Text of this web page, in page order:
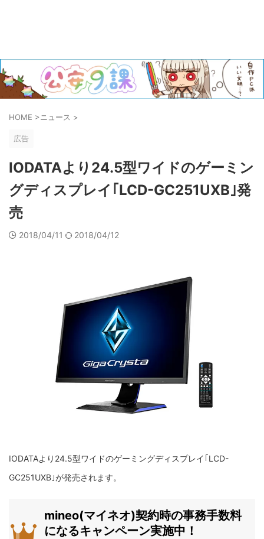
HOME >ニュース >
広告
IODATAより24.5型ワイドのゲーミン
グディスプレイ｢LCD-GC251UXB｣発
売
2018/04/11 2018/04/12
IODATAより24.5型ワイドのゲーミングディスプレイ｢LCD-
GC251UXB｣が発売されます。
mineo(マイネオ)契約時の事務手数料
になるキャンペーン実施中！